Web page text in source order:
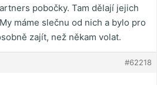
pobočky. Tam dělají jejich
máme slečnu od nich a bylo pro
zajít, než někam volat.
#62218